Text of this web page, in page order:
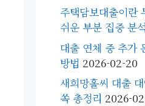
주택담보대출이란
쉬운 부분 집중 분석
대출 연체 중 추가
방법 2026-02-20
새희망홀씨 대출
쏙 총정리 2026-